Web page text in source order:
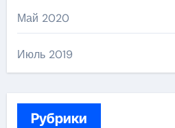
Май 2020
Июль 2019
Рубрики